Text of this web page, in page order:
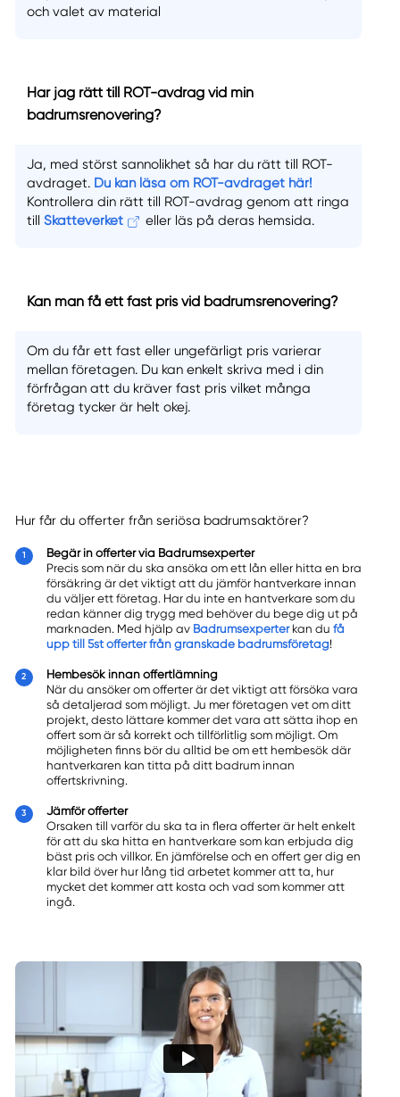
och valet av material
Har jag rätt till ROT-avdrag vid min
badrumsrenovering?
Ja, med störst sannolikhet så har du rätt till ROT-
avdraget. Du kan läsa om ROT-avdraget här!
Kontrollera din rätt till ROT-avdrag genom att ringa
tillSkatteverket eller läs på deras hemsida.
Kan man få ett fast pris vid badrumsrenovering?
Om du får ett fast eller ungefärligt pris varierar
mellan företagen. Du kan enkelt skriva med i din
förfrågan att du kräver fast pris vilket många
företag tycker är helt okej.
Hur får du offerter från seriösa badrumsaktörer?
Begär in offerter via Badrumsexperter
Precis som när du ska ansöka om ett lån eller hitta en bra
försäkring är det viktigt att du jämför hantverkare innan
du väljer ett företag. Har du inte en hantverkare som du
redan känner dig trygg med behöver du bege dig ut på
marknaden. Med hjälp av Badrumsexperterkan du få
upp till 5st offerter från granskade badrumsföretag!
Hembesök innan offertlämning
När du ansöker om offerter är det viktigt att försöka vara
så detaljerad som möjligt. Ju mer företagen vet om ditt
projekt, desto lättare kommer det vara att sätta ihop en
offert som är så korrekt och tillförlitlig som möjligt. Om
möjligheten finns bör du alltid be om ett hembesök där
hantverkaren kan titta på ditt badrum innan
offertskrivning.
Jämför offerter
Orsaken till varför du ska ta in flera offerter är helt enkelt
för att du ska hitta en hantverkare som kan erbjuda dig
bäst pris och villkor. En jämförelse och en offert ger dig en
klar bild över hur lång tid arbetet kommer att ta, hur
mycket det kommer att kosta och vad som kommer att
ingå.